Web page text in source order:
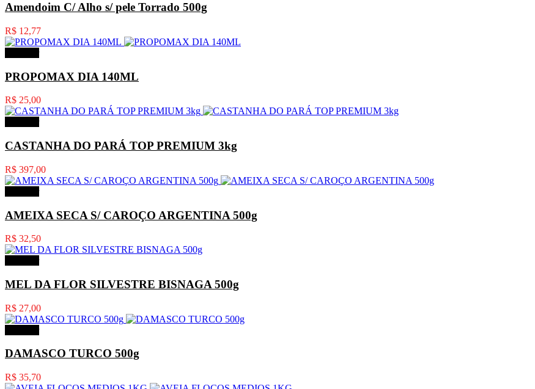
Amendoim C/ Alho s/ pele Torrado 500g
R$ 12,77
PROPOMAX DIA 140ML
R$ 25,00
CASTANHA DO PARÁ TOP PREMIUM 3kg
R$ 397,00
AMEIXA SECA S/ CAROÇO ARGENTINA 500g
R$ 32,50
MEL DA FLOR SILVESTRE BISNAGA 500g
R$ 27,00
DAMASCO TURCO 500g
R$ 35,70